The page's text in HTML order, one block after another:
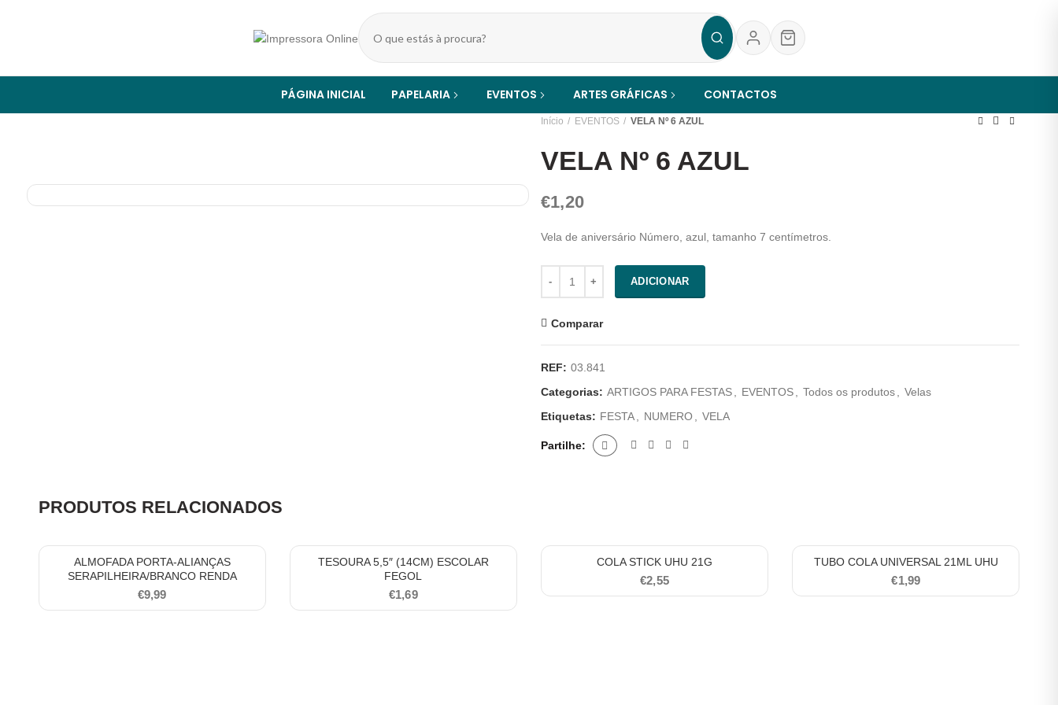
Pesquisar
produtos
PÁGINA INICIAL PAPELARIA EVENTOS ARTES GRÁFICAS CONTACTOS
Início EVENTOS VELA Nº 6 AZUL
VELA Nº 6 AZUL
€1,20
Vela de aniversário Número, azul, tamanho 7 centímetros.
ADICIONAR
Comparar
REF: 03.841
Categorias: ARTIGOS PARA FESTAS EVENTOS Todos os produtos
Velas
Etiquetas: FESTA NUMERO VELA
Partilhe
PRODUTOS RELACIONADOS
ALMOFADA PORTA-ALIANÇAS
SERAPILHEIRA/BRANCO RENDA
€9,99
TESOURA 5,5″ (14CM) ESCOLAR
FEGOL
€1,69
COLA STICK UHU 21G
€2,55
TUBO COLA UNIVERSAL 21ML UHU
€1,99